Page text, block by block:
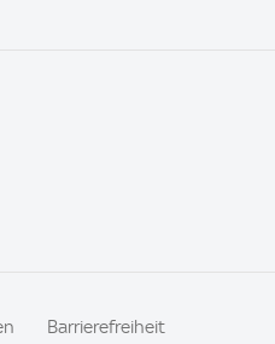
Barrierefreiheit